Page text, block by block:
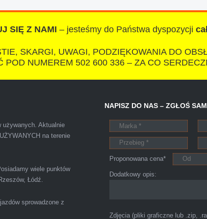
IZA
tak przyjemnie i przede wszystkim na korzystnych
SIĘ Z NAMI – jesteśmy do Państwa dyspozycji
SKARGI, UWAGI, PODZIĘKOWANIA DO
POD NUMEREM 502 600 336 – ZA CO
używanych. Aktualnie
na terenie
wiele punktów
Łódź.
sprowadzone z
NAPISZ DO NAS – ZGŁOŚ
Proponowana cena*
Dodatkowy opis:
Zdjęcia (pliki graficzne lub .zip,